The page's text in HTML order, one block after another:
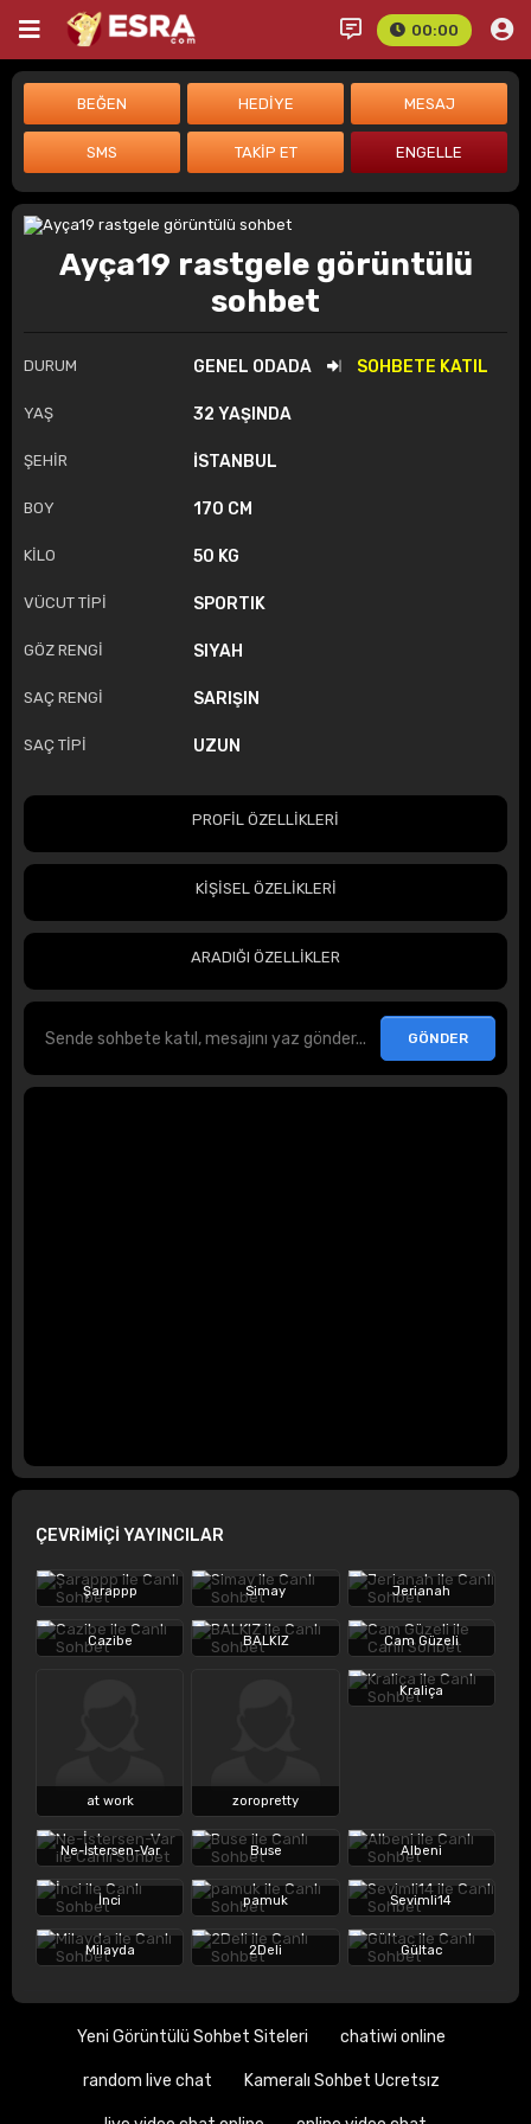
00:00
Ayça19 rastgele görüntülü
sohbet
DURUM GENEL ODADA SOHBETE KATIL
YAŞ 32 YAŞINDA
ŞEHİR İSTANBUL
BOY 170 CM
KİLO 50 KG
VÜCUT TİPİ SPORTIK
GÖZ RENGİ SIYAH
SAÇ RENGİ SARIŞIN
SAÇ TİPİ UZUN
PROFİL ÖZELLİKLERİ
KİŞİSEL ÖZELİKLERİ
ARADIĞI ÖZELLİKLER
ÇEVRİMİÇİ YAYINCILAR
Şarappp Simay Jerianah
Cazibe BALKIZ Cam Güzeli
at work zoropretty
Kraliça
Ne-İstersen-Var Buse Albeni
İnci pamuk Sevimli14
Milayda 2Deli Gültac
Yeni Görüntülü Sohbet Siteleri chatiwi online
random live chat Kameralı Sohbet Ucretsız